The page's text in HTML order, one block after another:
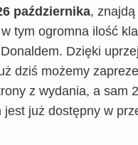
października,
w tym ogromna ilość
Dzięki
dziś możemy
z wydania, a sam
jest już dostępny w